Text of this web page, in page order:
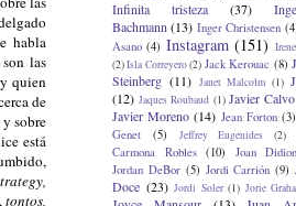
habla
las
quien
de
sobre
está
tontos,
Infinita tristeza (37)
Bachmann (13) Inger Christensen
Asano (4) Instagram (151)
(2)Isla Correyero(2) Jack Kerouac (8)
Steinberg (11) Janet Malcolm (1)
(12) Jaques Roubaud (1) Javier Calvo
Javier Moreno (14) Jean Forton (3)
Genet
(5) Jeffrey Eugenides (2)
Carmona Robles
(10) Joan Didion
Jordan DeBor (5) Jordi Carrión (9)
Doce (23) Jordi Soler (1) Jorie